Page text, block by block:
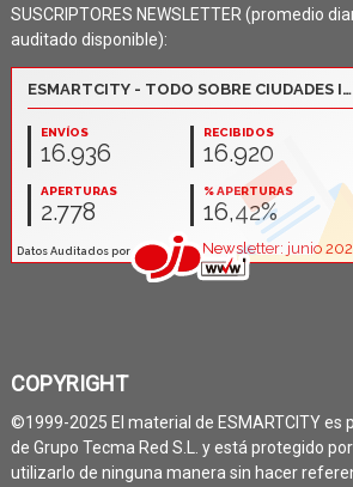
SUSCRIPTORES NEWSLETTER (promedio
auditado disponible):
COPYRIGHT
©1999-2025 El material de ESMARTCITY es
de Grupo Tecma Red S.L. y está protegido
utilizarlo de ninguna manera sin hacer